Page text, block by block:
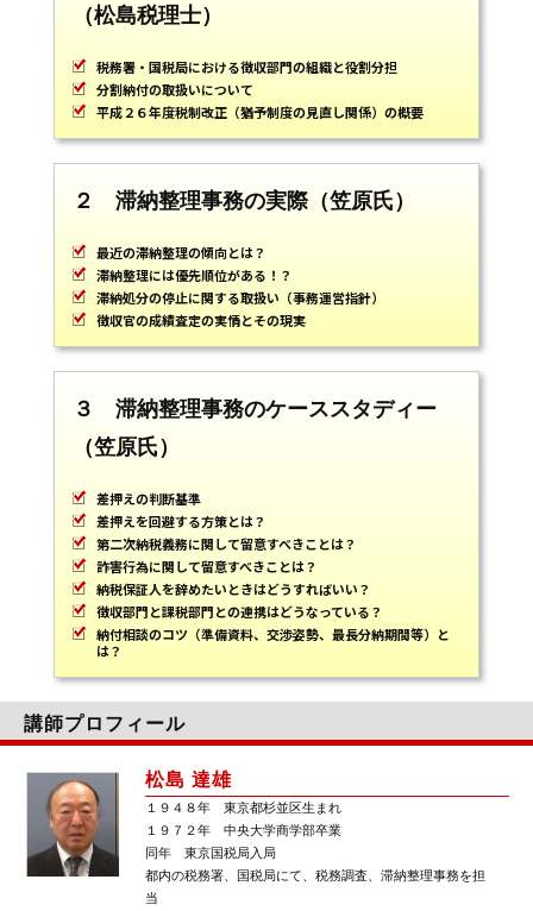
（松島税理士）
税務署・国税局における徴収部門の組織と役割分担
分割納付の取扱いについて
平成２６年度税制改正（猶予制度の見直し関係）の概要
２ 滞納整理事務の実際（笠原氏）
最近の滞納整理の傾向とは？
滞納整理には優先順位がある！？
滞納処分の停止に関する取扱い（事務運営指針）
徴収官の成績査定の実情とその現実
３ 滞納整理事務のケーススタディー
（笠原氏）
差押えの判断基準
差押えを回避する方策とは？
第二次納税義務に関して留意すべきことは？
詐害行為に関して留意すべきことは？
納税保証人を辞めたいときはどうすればいい？
徴収部門と課税部門との連携はどうなっている？
納付相談のコツ（準備資料、交渉姿勢、最長分納期間等）と
は？
講師プロフィール
松島 達雄
１９４８年 東京都杉並区生まれ
１９７２年 中央大学商学部卒業
同年 東京国税局入局
都内の税務署、国税局にて、税務調査、滞納整理事務を担
当